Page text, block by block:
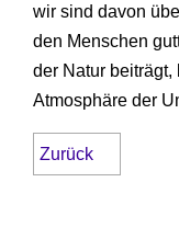
wir sind davon
den Menschen
der Natur beiträgt,
Atmosphäre der
Zurück